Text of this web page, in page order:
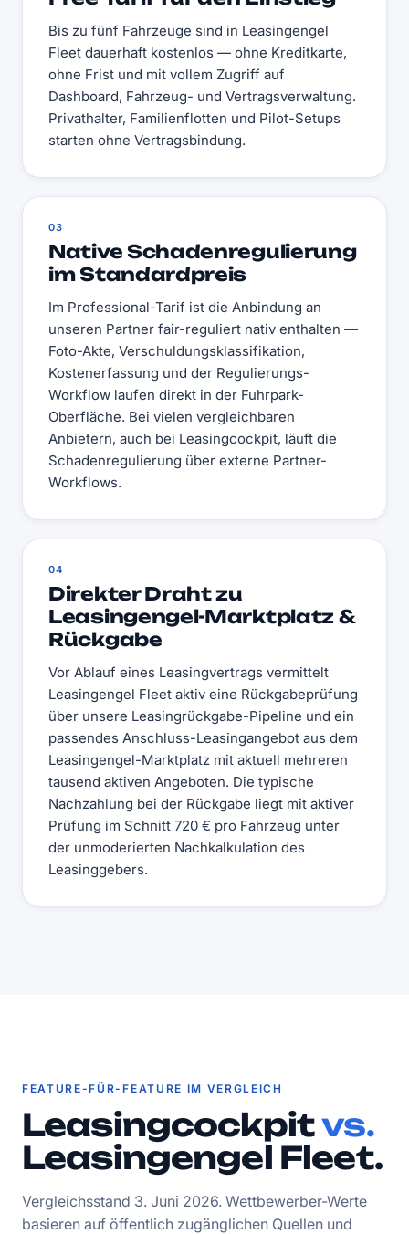
Bis zu fünf Fahrzeuge sind in Leasingengel
Fleet dauerhaft kostenlos — ohne Kreditkarte,
ohne Frist und mit vollem Zugriff auf
Dashboard, Fahrzeug- und Vertragsverwaltung.
Privathalter, Familienflotten und Pilot-Setups
starten ohne Vertragsbindung.
03
Native Schadenregulierung
im Standardpreis
Im Professional-Tarif ist die Anbindung an
unseren Partner fair-reguliert nativ enthalten —
Foto-Akte, Verschuldungsklassifikation,
Kostenerfassung und der Regulierungs-
Workflow laufen direkt in der Fuhrpark-
Oberfläche. Bei vielen vergleichbaren
Anbietern, auch bei Leasingcockpit, läuft die
Schadenregulierung über externe Partner-
Workflows.
04
Direkter Draht zu
Leasingengel-Marktplatz &
Rückgabe
Vor Ablauf eines Leasingvertrags vermittelt
Leasingengel Fleet aktiv eine Rückgabeprüfung
über unsere Leasingrückgabe-Pipeline und ein
passendes Anschluss-Leasingangebot aus dem
Leasingengel-Marktplatz mit aktuell mehreren
tausend aktiven Angeboten. Die typische
Nachzahlung bei der Rückgabe liegt mit aktiver
Prüfung im Schnitt 720 € pro Fahrzeug unter
der unmoderierten Nachkalkulation des
Leasinggebers.
FEATURE-FÜR-FEATURE IM VERGLEICH
Leasingcockpitvs.
Leasingengel Fleet.
Vergleichsstand 3. Juni 2026. Wettbewerber-Werte
basieren auf öffentlich zugänglichen Quellen und